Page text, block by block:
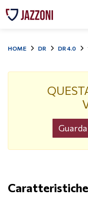
HOME DR DR 4.0
Caratteristiche